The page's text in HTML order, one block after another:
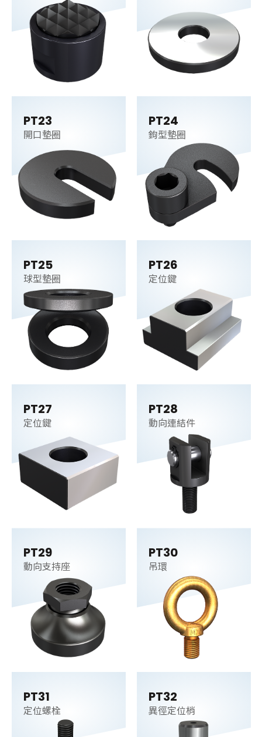
PT23
開口墊圈
PT24
鉤型墊圈
PT25
球型墊圈
PT26
定位鍵
PT27
定位鍵
PT28
動向連結件
PT29
動向支持座
PT30
吊環
PT31
定位螺栓
PT32
異徑定位梢